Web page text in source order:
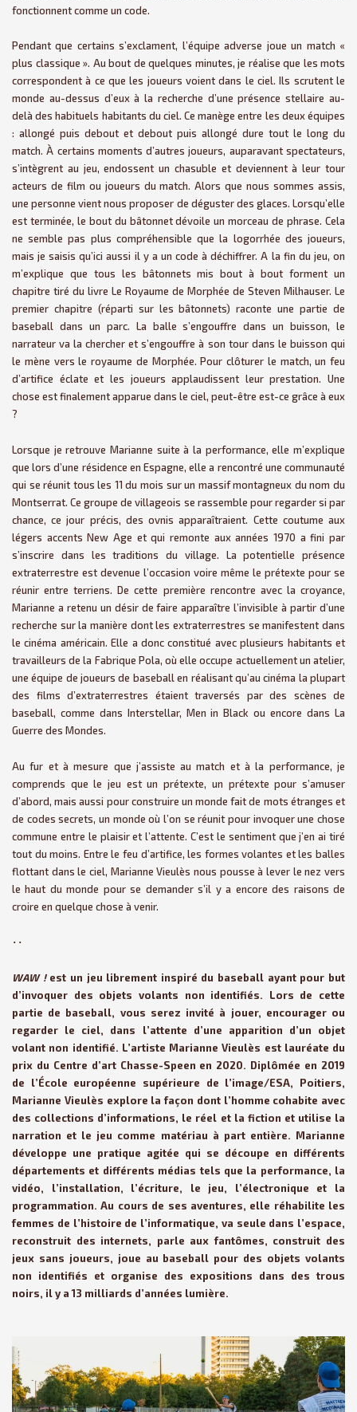
fonctionnent comme un code.
Pendant que certains s’exclament, l’équipe adverse joue un match «
plus classique ». Au bout de quelques minutes, je réalise que les mots
correspondent à ce que les joueurs voient dans le ciel. Ils scrutent le
monde au-dessus d’eux à la recherche d’une présence stellaire au-
delà des habituels habitants du ciel. Ce manège entre les deux équipes
: allongé puis debout et debout puis allongé dure tout le long du
match. À certains moments d’autres joueurs, auparavant spectateurs,
s’intègrent au jeu, endossent un chasuble et deviennent à leur tour
acteurs de film ou joueurs du match. Alors que nous sommes assis,
une personne vient nous proposer de déguster des glaces. Lorsqu’elle
est terminée, le bout du bâtonnet dévoile un morceau de phrase. Cela
ne semble pas plus compréhensible que la logorrhée des joueurs,
mais je saisis qu’ici aussi il y a un code à déchiffrer. A la fin du jeu, on
m’explique que tous les bâtonnets mis bout à bout forment un
chapitre tiré du livre Le Royaume de Morphée de Steven Milhauser. Le
premier chapitre (réparti sur les bâtonnets) raconte une partie de
baseball dans un parc. La balle s’engouffre dans un buisson, le
narrateur va la chercher et s’engouffre à son tour dans le buisson qui
le mène vers le royaume de Morphée. Pour clôturer le match, un feu
d’artifice éclate et les joueurs applaudissent leur prestation. Une
chose est finalement apparue dans le ciel, peut-être est-ce grâce à eux
?
Lorsque je retrouve Marianne suite à la performance, elle m’explique
que lors d’une résidence en Espagne, elle a rencontré une communauté
qui se réunit tous les 11 du mois sur un massif montagneux du nom du
Montserrat. Ce groupe de villageois se rassemble pour regarder si par
chance, ce jour précis, des ovnis apparaîtraient. Cette coutume aux
légers accents New Age et qui remonte aux années 1970 a fini par
s’inscrire dans les traditions du village. La potentielle présence
extraterrestre est devenue l’occasion voire même le prétexte pour se
réunir entre terriens. De cette première rencontre avec la croyance,
Marianne a retenu un désir de faire apparaître l’invisible à partir d’une
recherche sur la manière dont les extraterrestres se manifestent dans
le cinéma américain. Elle a donc constitué avec plusieurs habitants et
travailleurs de la Fabrique Pola, où elle occupe actuellement un atelier,
une équipe de joueurs de baseball en réalisant qu’au cinéma la plupart
des films d’extraterrestres étaient traversés par des scènes de
baseball, comme dans Interstellar, Men in Black ou encore dans La
Guerre des Mondes.
Au fur et à mesure que j’assiste au match et à la performance, je
comprends que le jeu est un prétexte, un prétexte pour s’amuser
d’abord, mais aussi pour construire un monde fait de mots étranges et
de codes secrets, un monde où l’on se réunit pour invoquer une chose
commune entre le plaisir et l’attente. C’est le sentiment que j’en ai tiré
tout du moins. Entre le feu d’artifice, les formes volantes et les balles
flottant dans le ciel, Marianne Vieulès nous pousse à lever le nez vers
le haut du monde pour se demander s’il y a encore des raisons de
croire en quelque chose à venir.
･･
WAW !est un jeu librement inspiré du baseball ayant pour but
d’invoquer des objets volants non identifiés. Lors de cette
partie de baseball, vous serez invité à jouer, encourager ou
regarder le ciel, dans l’attente d’une apparition d’un objet
volant non identifié. L’artiste Marianne Vieulès est lauréate du
prix du Centre d’art Chasse-Speen en 2020. Diplômée en 2019
de l’École européenne supérieure de l’image/ESA, Poitiers,
Marianne Vieulès explore la façon dont l’homme cohabite avec
des collections d’informations, le réel et la fiction et utilise la
narration et le jeu comme matériau à part entière. Marianne
développe une pratique agitée qui se découpe en différents
départements et différents médias tels que la performance, la
vidéo, l’installation, l’écriture, le jeu, l’électronique et la
programmation. Au cours de ses aventures, elle réhabilite les
femmes de l’histoire de l’informatique, va seule dans l’espace,
reconstruit des internets, parle aux fantômes, construit des
jeux sans joueurs, joue au baseball pour des objets volants
non identifiés et organise des expositions dans des trous
noirs, il y a 13 milliards d’années lumière.